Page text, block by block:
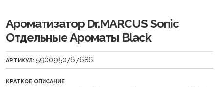
Ароматизатор Dr.MARCUS Sonic
Отдельные Ароматы Black
АРТИКУЛ: 5900950767686
КРАТКОЕ ОПИСАНИЕ